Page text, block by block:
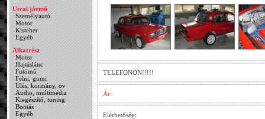
Utcai jármű
Személyautó
Motor
Kisteher
Egyéb
Alkatrész
Motor
Hajtáslánc
Futómű
Felni, gumi
Ülés, kormány, öv
Audio, multimédia
Kiegészítő, tuning
Bontás
Egyéb
TELEFONON!!!!!
Ár:
Elérhetőség: